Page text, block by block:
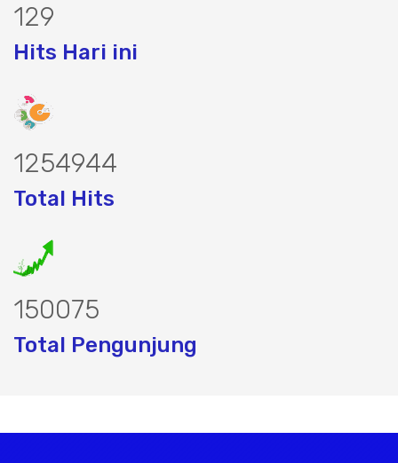
164
Hits Hari ini
1594359
Total Hits
190810
Total Pengunjung